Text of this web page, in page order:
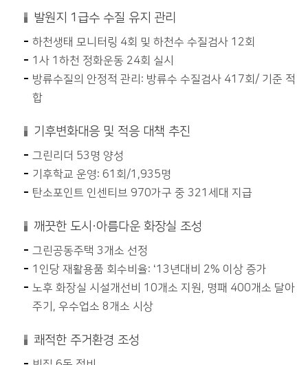
발원지 1급수 수질 유지 관리
하천생태 모니터링 4회 및 하천수 수질검사 12회
1사 1하천 정화운동 24회 실시
방류수질의 안정적 관리: 방류수 수질검사 417회/ 기준 적
합
기후변화대응 및 적응 대책 추진
그린리더 53명 양성
기후학교 운영: 61회/1,935명
탄소포인트 인센티브 970가구 중 321세대 지급
깨끗한 도시·아름다운 화장실 조성
그린공동주택 3개소 선정
1인당 재활용품 회수비율: ‘13년대비 2% 이상 증가
노후 화장실 시설개선비 10개소 지원, 명패 400개소 달아
주기, 우수업소 8개소 시상
쾌적한 주거환경 조성